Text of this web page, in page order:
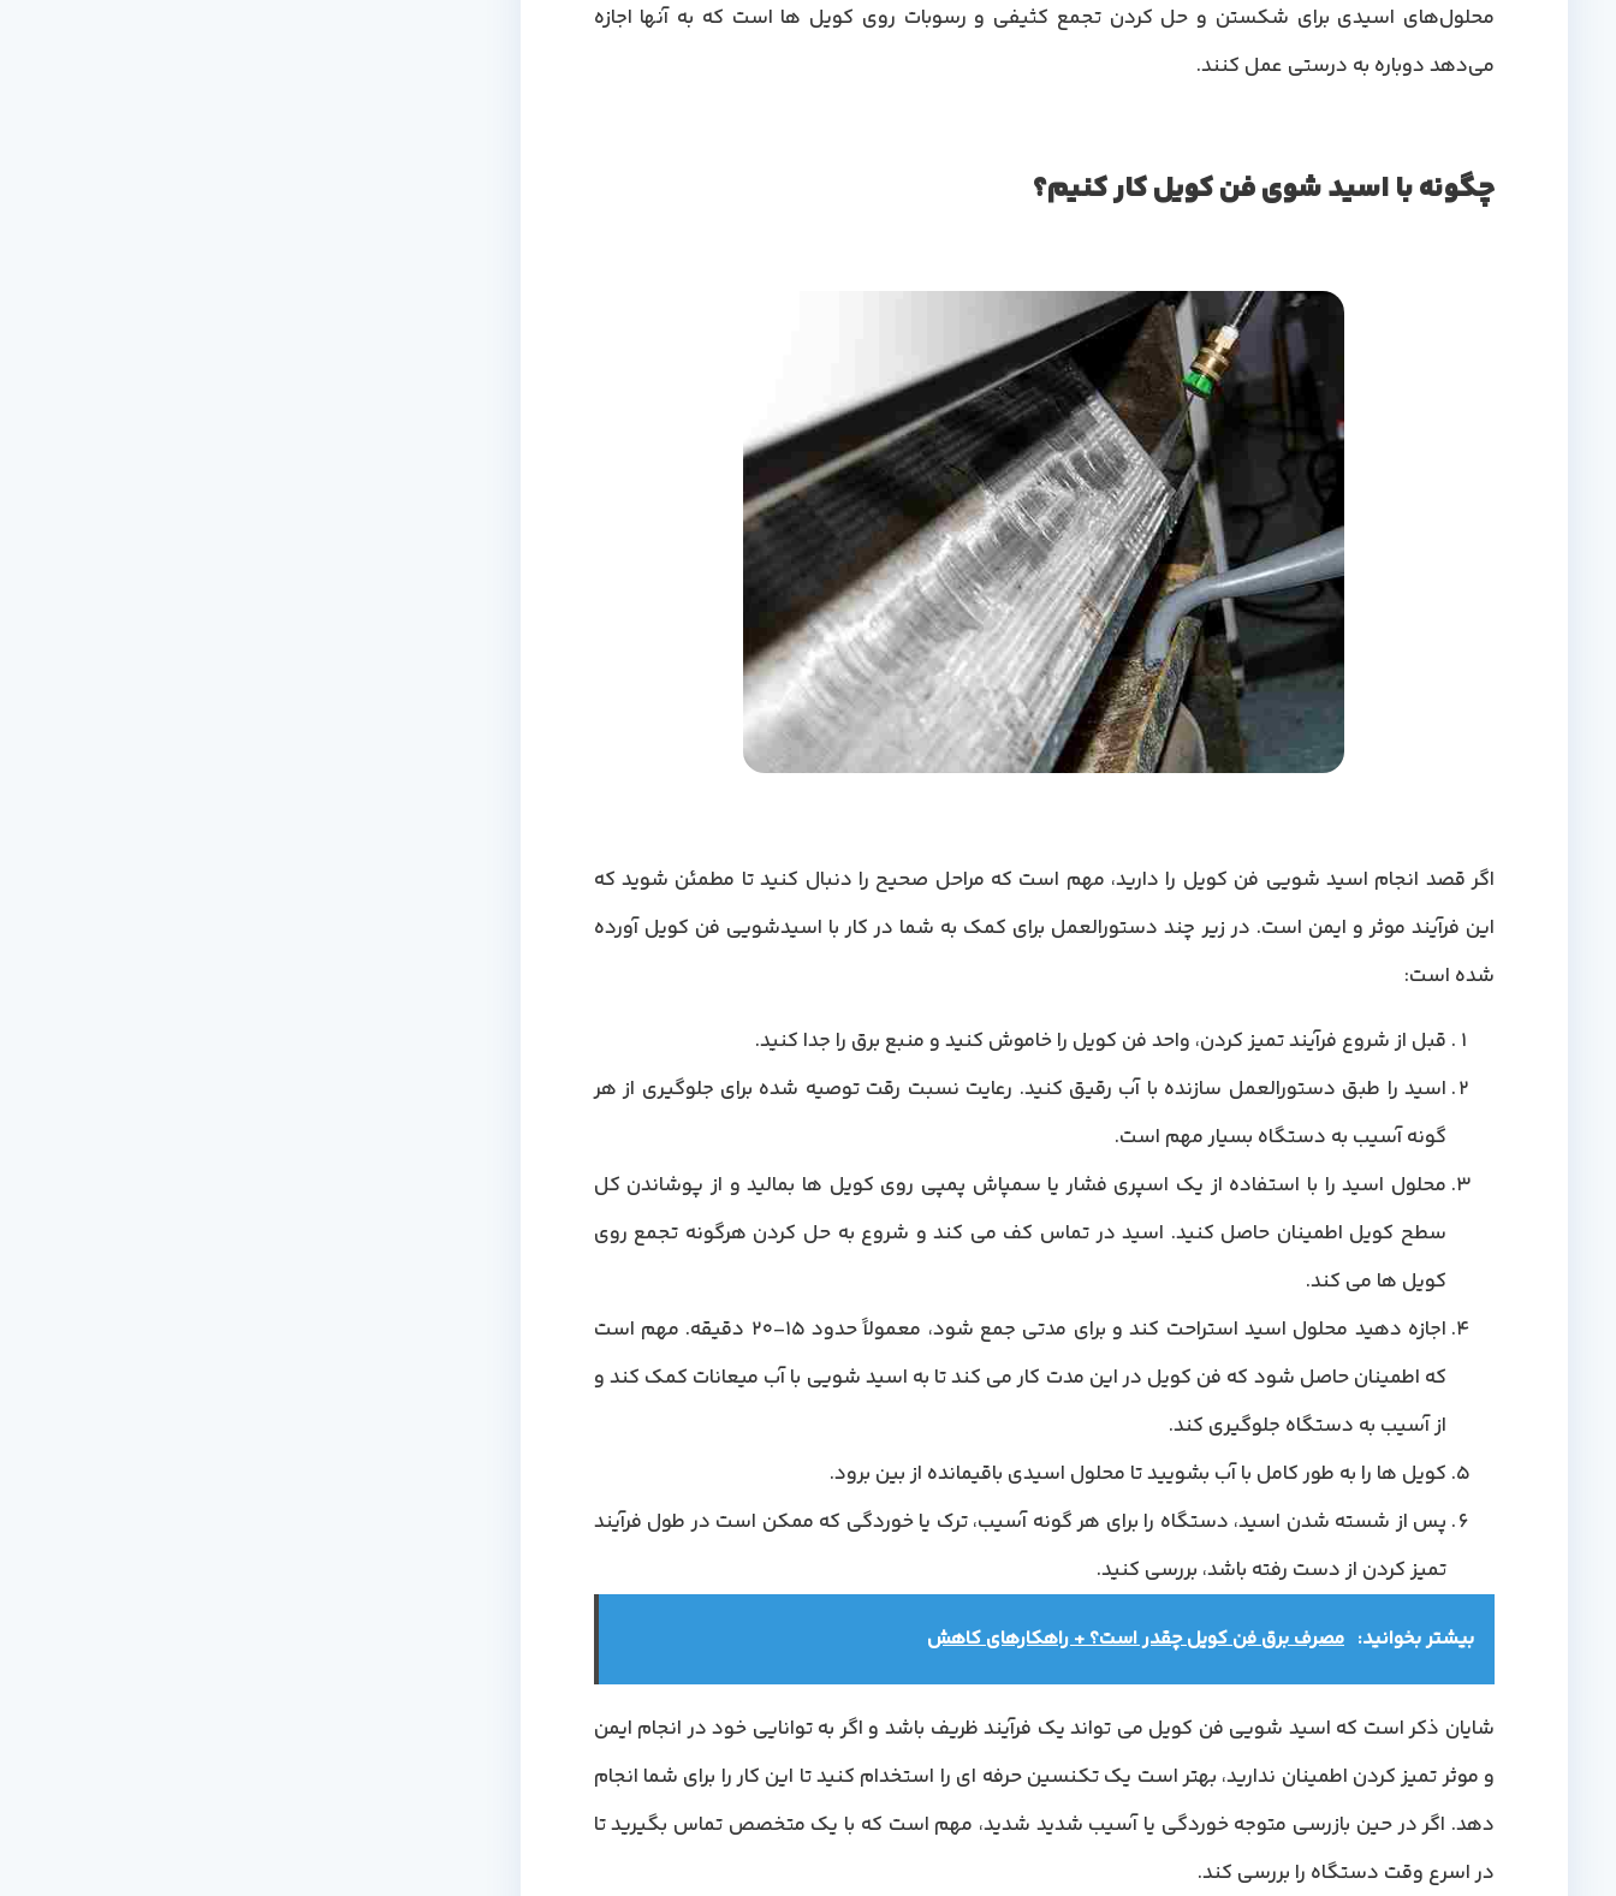
محلول‌های اسیدی برای شکستن و حل کردن تجمع کثیفی و رسوبات روی کویل ها است که به آنها اجازه
می‌دهد دوباره به درستی عمل کنند.
چگونه با اسید شوی فن کویل کار کنیم؟
اگر قصد انجام اسید شویی فن کویل را دارید، مهم است که مراحل صحیح را دنبال کنید تا مطمئن شوید که
این فرآیند موثر و ایمن است. در زیر چند دستورالعمل برای کمک به شما در کار با اسیدشویی فن کویل آورده
شده است:
قبل از شروع فرآیند تمیز کردن، واحد فن کویل را خاموش کنید و منبع برق را جدا کنید.
اسید را طبق دستورالعمل سازنده با آب رقیق کنید. رعایت نسبت رقت توصیه شده برای جلوگیری از هر
گونه آسیب به دستگاه بسیار مهم است.
محلول اسید را با استفاده از یک اسپری فشار یا سمپاش پمپی روی کویل ها بمالید و از پوشاندن کل
سطح کویل اطمینان حاصل کنید. اسید در تماس کف می کند و شروع به حل کردن هرگونه تجمع روی
کویل ها می کند.
اجازه دهید محلول اسید استراحت کند و برای مدتی جمع شود، معمولاً حدود 15-20 دقیقه. مهم است
که اطمینان حاصل شود که فن کویل در این مدت کار می کند تا به اسید شویی با آب میعانات کمک کند و
از آسیب به دستگاه جلوگیری کند.
کویل ها را به طور کامل با آب بشویید تا محلول اسیدی باقیمانده از بین برود.
پس از شسته شدن اسید، دستگاه را برای هر گونه آسیب، ترک یا خوردگی که ممکن است در طول فرآیند
تمیز کردن از دست رفته باشد، بررسی کنید.
بیشتر بخوانید: مصرف برق فن کویل چقدر است؟ + راهکارهای کاهش
شایان ذکر است که اسید شویی فن کویل می تواند یک فرآیند ظریف باشد و اگر به توانایی خود در انجام ایمن
و موثر تمیز کردن اطمینان ندارید، بهتر است یک تکنسین حرفه ای را استخدام کنید تا این کار را برای شما انجام
دهد. اگر در حین بازرسی متوجه خوردگی یا آسیب شدید شدید، مهم است که با یک متخصص تماس بگیرید تا
در اسرع وقت دستگاه را بررسی کند.